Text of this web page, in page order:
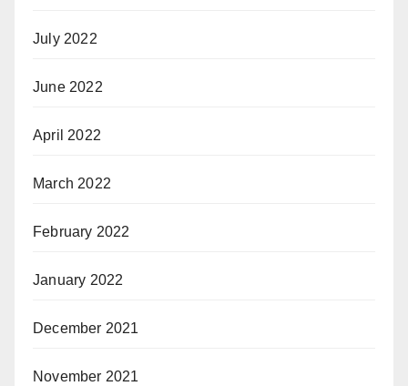
July 2022
June 2022
April 2022
March 2022
February 2022
January 2022
December 2021
November 2021